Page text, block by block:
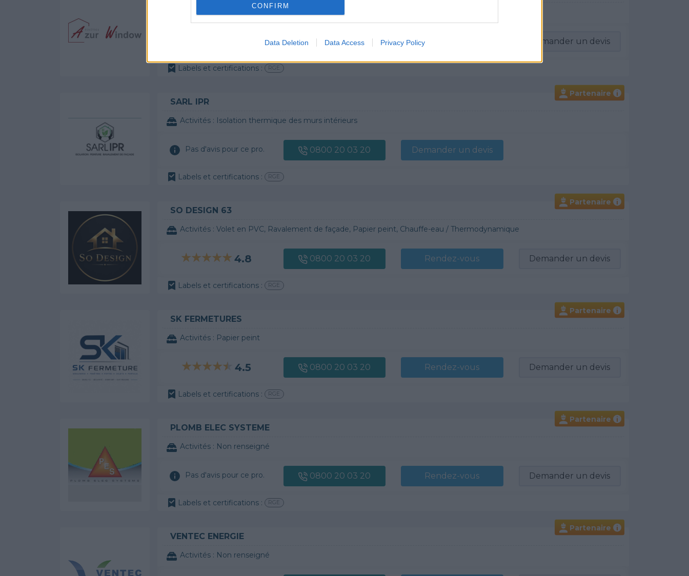
CONFIRM
Data Deletion Data Access Privacy Policy
Activités : Volet en PVC, Ravalement de façade, Papier peint, Chauffe-eau / Thermodynamique
0800 20 03 20 Rendez-vous Demander un devis
Labels et certifications : RGE
Partenaire i
SARL IPR
Activités : Isolation thermique des murs intérieurs
Pas d'avis pour ce pro. 0800 20 03 20 Demander un devis
Labels et certifications : RGE
Partenaire i
SO DESIGN 63
Activités : Volet en PVC, Ravalement de façade, Papier peint, Chauffe-eau / Thermodynamique
4.8 0800 20 03 20 Rendez-vous Demander un devis
Labels et certifications : RGE
Partenaire i
SK FERMETURES
Activités : Papier peint
4.5 0800 20 03 20 Rendez-vous Demander un devis
Labels et certifications : RGE
Partenaire i
PLOMB ELEC SYSTEME
Activités : Non renseigné
Pas d'avis pour ce pro. 0800 20 03 20 Rendez-vous Demander un devis
Labels et certifications : RGE
Partenaire i
VENTEC ENERGIE
Activités : Non renseigné